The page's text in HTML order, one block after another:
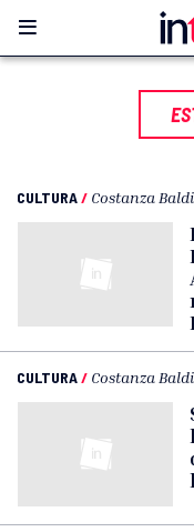
CULTURA/ Costanza
CULTURA/ Costanza